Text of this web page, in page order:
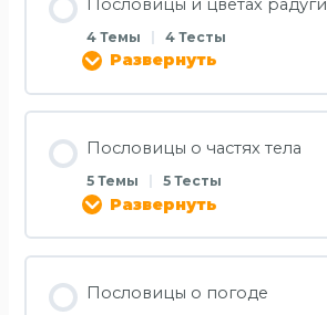
4 Темы | 4 Тесты
Развернуть
Пословицы о частях тела
5 Темы 5 Тесты
Развернуть
Пословицы о погоде